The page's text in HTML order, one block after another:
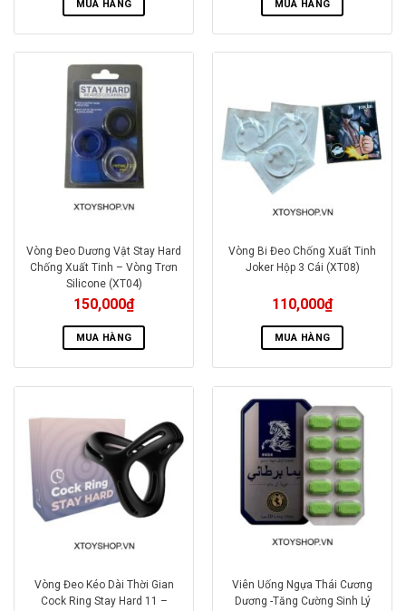
MUA HÀNG MUA HÀNG
Vòng Đeo Dương Vật Stay Hard
Chống Xuất Tinh – Vòng Trơn
Silicone (XT04)
150,000₫
MUA HÀNG
Vòng Bi Đeo Chống Xuất Tinh
Joker Hộp 3 Cái (XT08)
110,000₫
MUA HÀNG
Vòng Đeo Kéo Dài Thời Gian
Cock Ring Stay Hard 11 –
Viên Uống Ngựa Thái Cương
Dương -Tăng Cường Sinh Lý